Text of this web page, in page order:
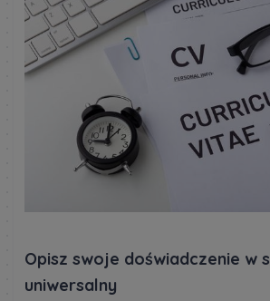
Opisz swoje doświadczenie w
uniwersalny